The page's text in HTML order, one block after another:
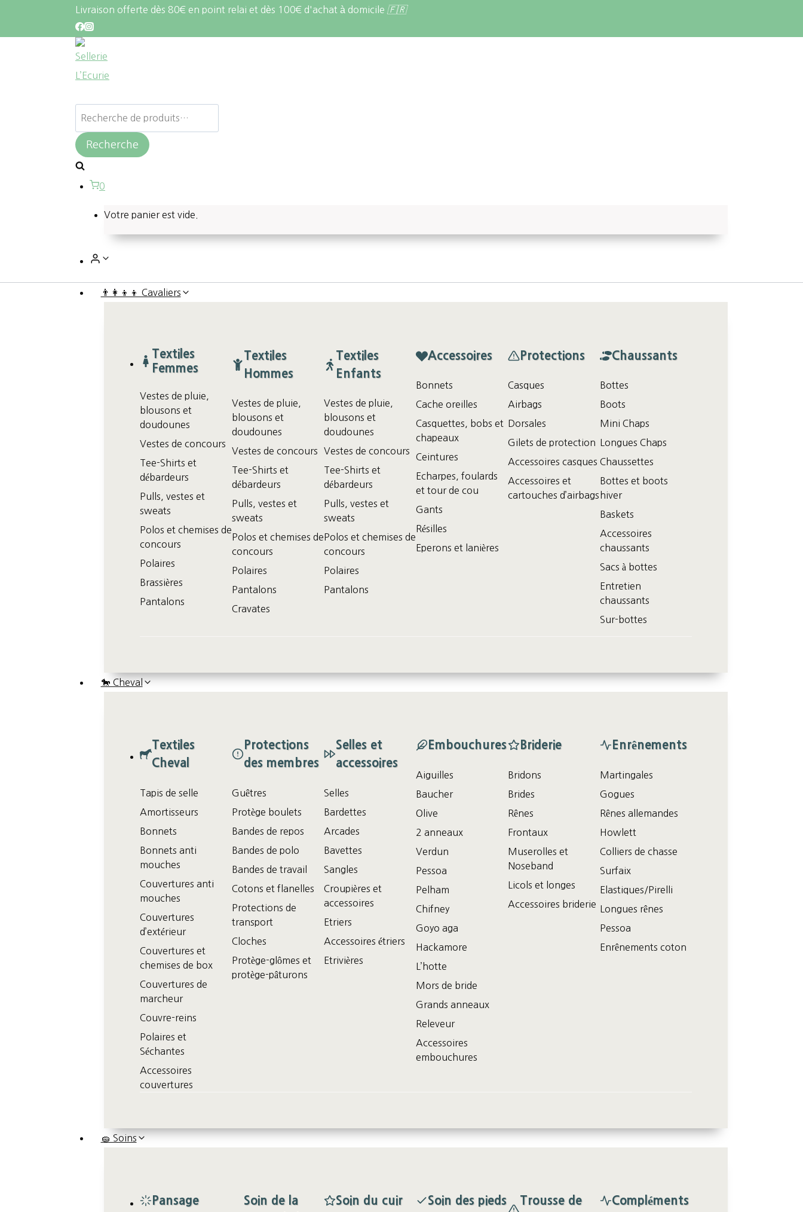
Livraison offerte dès 80€ en point relai et dès 100€ d'achat à domicile 🇫🇷
Recherche
pour :
Recherche
0
Votre panier est vide.
👨‍👩‍👦‍👦 Cavaliers
Textiles
Femmes
Vestes de pluie,
blousons et
doudounes
Vestes de concours
Tee-Shirts et
débardeurs
Pulls, vestes et
sweats
Polos et chemises de
concours
Polaires
Brassières
Pantalons
Textiles
Hommes
Vestes de pluie,
blousons et
doudounes
Vestes de concours
Tee-Shirts et
débardeurs
Pulls, vestes et
sweats
Polos et chemises de
concours
Polaires
Pantalons
Cravates
Textiles
Enfants
Vestes de pluie,
blousons et
doudounes
Vestes de concours
Tee-Shirts et
débardeurs
Pulls, vestes et
sweats
Polos et chemises de
concours
Polaires
Pantalons
Accessoires
Bonnets
Cache oreilles
Casquettes, bobs et
chapeaux
Ceintures
Echarpes, foulards
et tour de cou
Gants
Résilles
Eperons et lanières
Protections
Casques
Airbags
Dorsales
Gilets de protection
Accessoires casques
Accessoires et
cartouches d’airbags
Chaussants
Bottes
Boots
Mini Chaps
Longues Chaps
Chaussettes
Bottes et boots
hiver
Baskets
Accessoires
chaussants
Sacs à bottes
Entretien
chaussants
Sur-bottes
🐎 Cheval
Textiles
Cheval
Tapis de selle
Amortisseurs
Bonnets
Bonnets anti
mouches
Couvertures anti
mouches
Couvertures
d’extérieur
Couvertures et
chemises de box
Couvertures de
marcheur
Couvre-reins
Polaires et
Séchantes
Accessoires
couvertures
Protections
des membres
Guêtres
Protège boulets
Bandes de repos
Bandes de polo
Bandes de travail
Cotons et flanelles
Protections de
transport
Cloches
Protège-glômes et
protège-pâturons
Selles et
accessoires
Selles
Bardettes
Arcades
Bavettes
Sangles
Croupières et
accessoires
Etriers
Accessoires étriers
Etrivières
Embouchures
Aiguilles
Baucher
Olive
2 anneaux
Verdun
Pessoa
Pelham
Chifney
Goyo aga
Hackamore
L’hotte
Mors de bride
Grands anneaux
Releveur
Accessoires
embouchures
Briderie
Bridons
Brides
Rênes
Frontaux
Muserolles et
Noseband
Licols et longes
Accessoires briderie
Enrênements
Martingales
Gogues
Rênes allemandes
Howlett
Colliers de chasse
Surfaix
Elastiques/Pirelli
Longues rênes
Pessoa
Enrênements coton
🧽 Soins
Pansage
Soin de la
Soin du cuir Soin des pieds
Trousse de
Compléments